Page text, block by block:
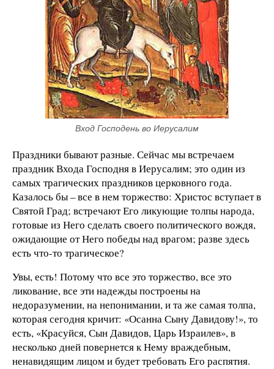
Вход Господень во Иерусалим
Праздники бывают разные. Сейчас мы встречаем
праздник Входа Господня в Иерусалим; это один из
самых трагических праздников церковного года.
Казалось бы – все в нем торжество: Христос вступает в
Святой Град; встречают Его ликующие толпы народа,
готовые из Него сделать своего политического вождя,
ожидающие от Него победы над врагом; разве здесь
есть что-то трагическое?
Увы, есть! Потому что все это торжество, все это
ликование, все эти надежды построены на
недоразумении, на непонимании, и та же самая толпа,
которая сегодня кричит: «Осанна Сыну Давидову!», то
есть, «Красуйся, Сын Давидов, Царь Израилев», в
несколько дней повернется к Нему враждебным,
ненавидящим лицом и будет требовать Его распятия.